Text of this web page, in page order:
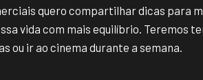
quero compartilhar dicas para
vida com mais equilíbrio. Teremos
ou ir ao cinema durante a semana.